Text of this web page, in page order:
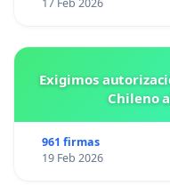
Exigimos
Chileno
961 firmas
19 Feb 2026